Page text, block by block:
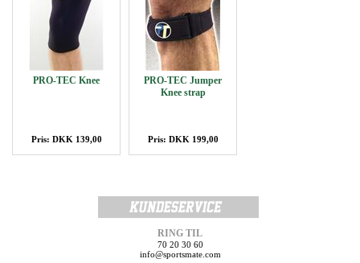
PRO-TEC Knee
Pris: DKK 139,00
PRO-TEC Jumper
Knee strap
Pris: DKK 199,00
RING TIL
70 20 30 60
info@sportsmate.com